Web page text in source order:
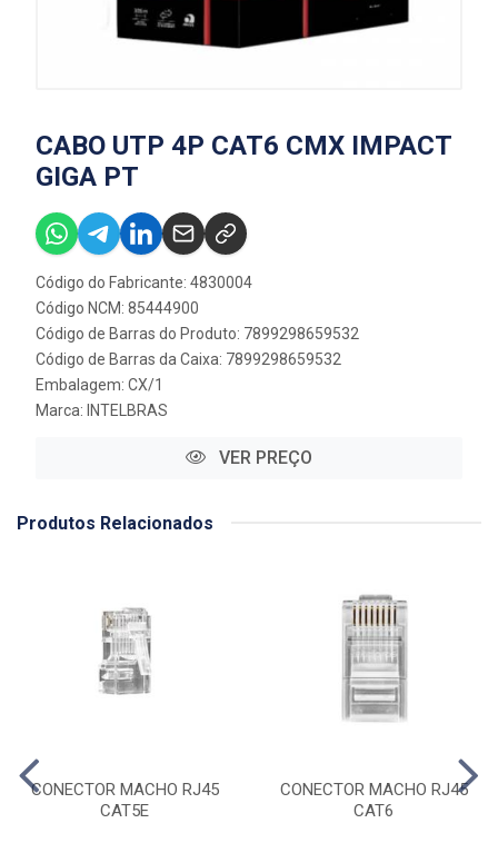
CABO UTP 4P CAT6 CMX IMPACT
GIGA PT
Código do Fabricante: 4830004
Código NCM: 85444900
Código de Barras do Produto: 7899298659532
Código de Barras da Caixa: 7899298659532
Embalagem: CX/1
Marca: INTELBRAS
VER PREÇO
Produtos Relacionados
CONECTOR MACHO RJ45
CAT5E
CONECTOR MACHO RJ45
CAT6